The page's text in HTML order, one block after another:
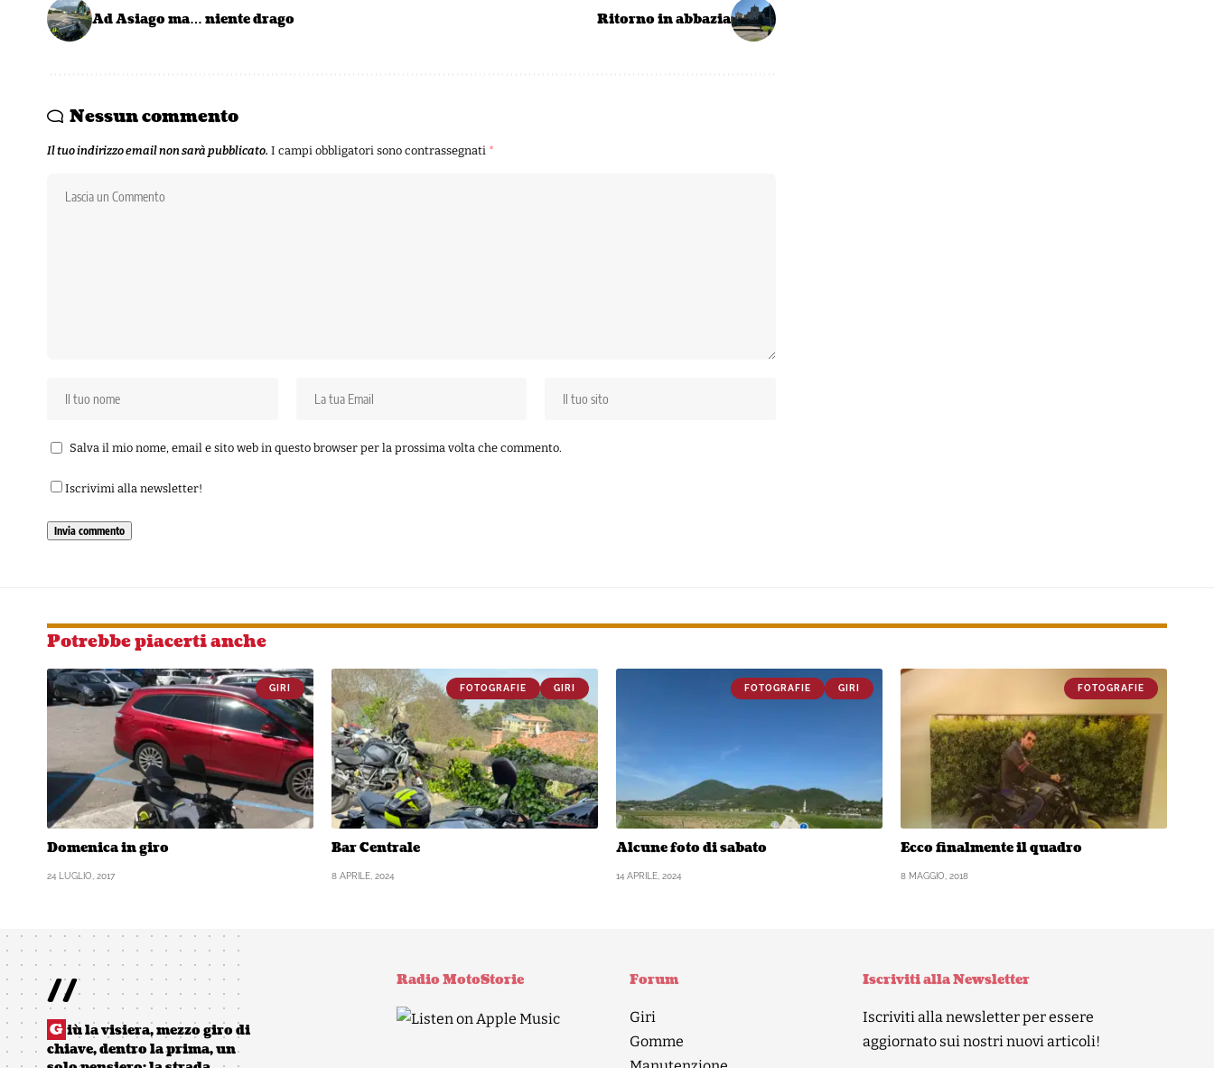
Ad Asiago ma… niente drago Ritorno in abbazia
Nessun commento
Il tuo indirizzo email non sarà pubblicato. I campi obbligatori sono contrassegnati *
Salva il mio nome, email e sito web in questo browser per la prossima volta che commento.
Iscrivimi alla newsletter!
Potrebbe piacerti anche
GIRI
Domenica in giro
24 LUGLIO, 2017
FOTOGRAFIE GIRI
Bar Centrale
8 APRILE, 2024
FOTOGRAFIE GIRI
Alcune foto di sabato
14 APRILE, 2024
FOTOGRAFIE
Ecco finalmente il quadro
8 MAGGIO, 2018
//
G iù la visiera, mezzo giro di
chiave, dentro la prima, un
Radio MotoStorie Forum
Giri
Gomme
Iscriviti alla Newsletter
Iscriviti alla newsletter per essere
aggiornato sui nostri nuovi articoli!